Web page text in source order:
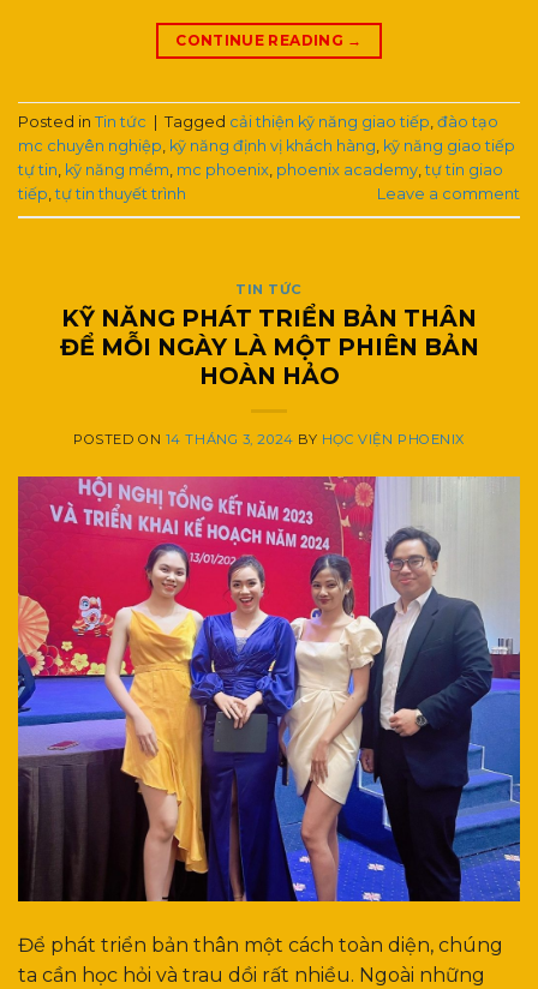
CONTINUE READING →
Posted in Tin tức Tagged cải thiện kỹ năng giao tiếp, đào tạo
mc chuyên nghiệp, kỹ năng định vị khách hàng, kỹ năng giao tiếp
tự tin, kỹ năng mềm, mc phoenix, phoenix academy,tự tin giao
tiếp,tự tin thuyết trình Leave a comment
TIN TỨC
KỸ NĂNG PHÁT TRIỂN BẢN THÂN
ĐỂ MỖI NGÀY LÀ MỘT PHIÊN BẢN
HOÀN HẢO
POSTED ON 14 THÁNG 3, 2024 BY HỌC VIỆN PHOENIX
Để phát triển bản thân một cách toàn diện, chúng
ta cần học hỏi và trau dồi rất nhiều. Ngoài những